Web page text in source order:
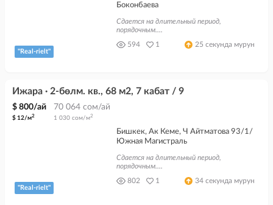
"Real-rielt"
Боконбаева
Сдается на длительный период,
порядочным....
594
1 25 секунда мурун
Ижара · 2-бөлм. кв., 68 м2, 7 кабат / 9
$ 800/ай 70 064 сом/ай
$ 12/м2 1 030 сом/м2
"Real-rielt"
Бишкек, Ак Кеме, Ч Айтматова 93/1/
Южная Магистраль
Сдается на длительный период,
порядочным....
802
1 34 секунда мурун